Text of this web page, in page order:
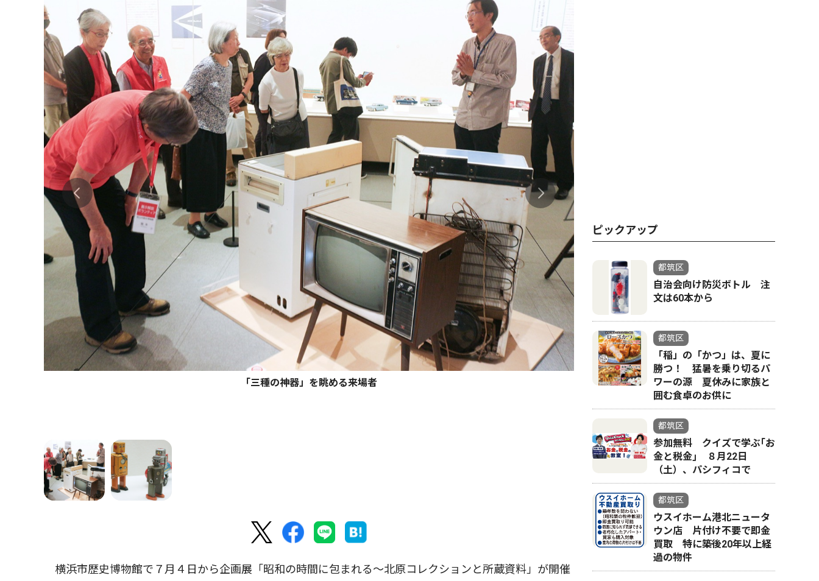
「三種の神器」を眺める来場者
昭和初期に日本で発売されたブリキのロ
横浜市歴史博物館で７月４日から企画展「昭和の時間に包まれる〜北原コレクションと所蔵資料」が開催
ピックアップ
都筑区
自治会向け防災ボトル 注
文は60本から
都筑区
「稲」の「かつ」は、夏に
勝つ！ 猛暑を乗り切るパ
ワーの源 夏休みに家族と
囲む食卓のお供に
都筑区
参加無料 クイズで学ぶ｢お
金と税金｣ ８月22日
（土）、パシフィコで
都筑区
ウスイホーム港北ニュータ
ウン店 片付け不要で即金
買取 特に築後20年以上経
過の物件